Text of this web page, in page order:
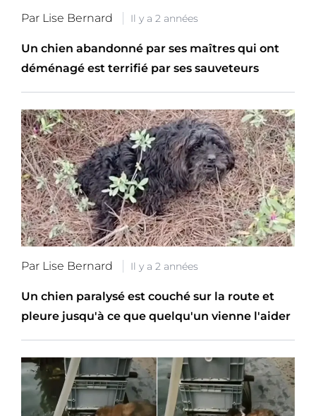
Par Lise Bernard Il y a 2 années
Un chien abandonné par ses maîtres qui ont
déménagé est terrifié par ses sauveteurs
Par Lise Bernard Il y a 2 années
Un chien paralysé est couché sur la route et
pleure jusqu'à ce que quelqu'un vienne l'aider